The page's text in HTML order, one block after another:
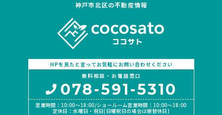
神戸市北区の不動産情報
HPを見たと言ってお気軽にお問い合わせください
無料相談・お電話窓口
078-591-5310
営業時間：10:00〜18:00/ショールーム営業時間：10:00〜18:00
定休日：水曜日・祝日(日曜祝日の場合は振替休日)